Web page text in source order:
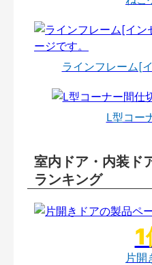
ラインフレーム[
L型コー
室内ドア・内装ド
ランキング
片開